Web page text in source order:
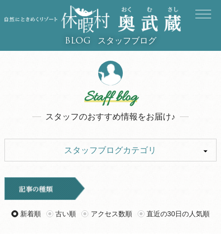
BLOG スタッフブログ
Staff blog
スタッフのおすすめ情報をお届け♪
スタッフブログカテゴリ
お知らせ
ツアー グルメ
新着順 古い順 アクセス数順 直近の30日の人気順